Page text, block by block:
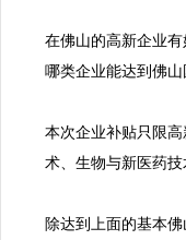
在佛山的高新企业
哪类企业能达到佛山
本次企业补贴只限
术、生物与新医药技
除达到上面的基本